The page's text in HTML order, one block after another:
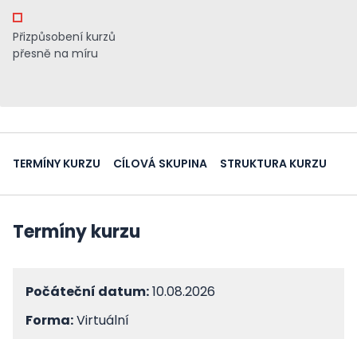
Přizpůsobení kurzů
přesně na míru
TERMÍNY KURZU CÍLOVÁ SKUPINA STRUKTURA KURZU
Termíny kurzu
Počáteční datum:10.08.2026
Forma:Virtuální